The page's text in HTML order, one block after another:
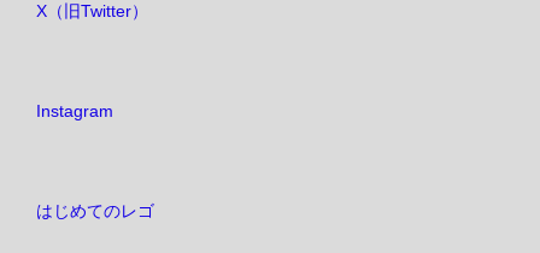
ジ
り
X（旧Twitter）
Instagram
はじめてのレゴ